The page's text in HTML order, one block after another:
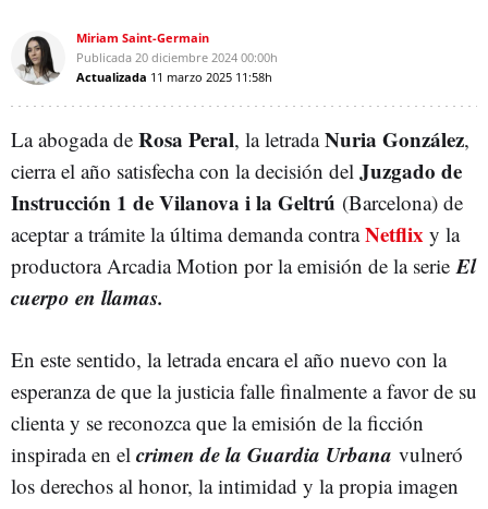
Miriam Saint-Germain
Publicada 20 diciembre 2024 00:00h
Actualizada 11 marzo 2025 11:58h
La abogada de Rosa Peral, la letradaNuria González,
cierra el año satisfecha con la decisión del Juzgado de
Instrucción 1 de Vilanova i la Geltrú (Barcelona) de
aceptar a trámite la última demanda contraNetflix y la
productora Arcadia Motion por la emisión de la serieEl
cuerpo en llamas.
En este sentido, la letrada encara el año nuevo con la
esperanza de que la justicia falle finalmente a favor de su
clienta y se reconozca que la emisión de la ficción
inspirada en el crimen de la Guardia Urbana vulneró
los derechos al honor, la intimidad y la propia imagen